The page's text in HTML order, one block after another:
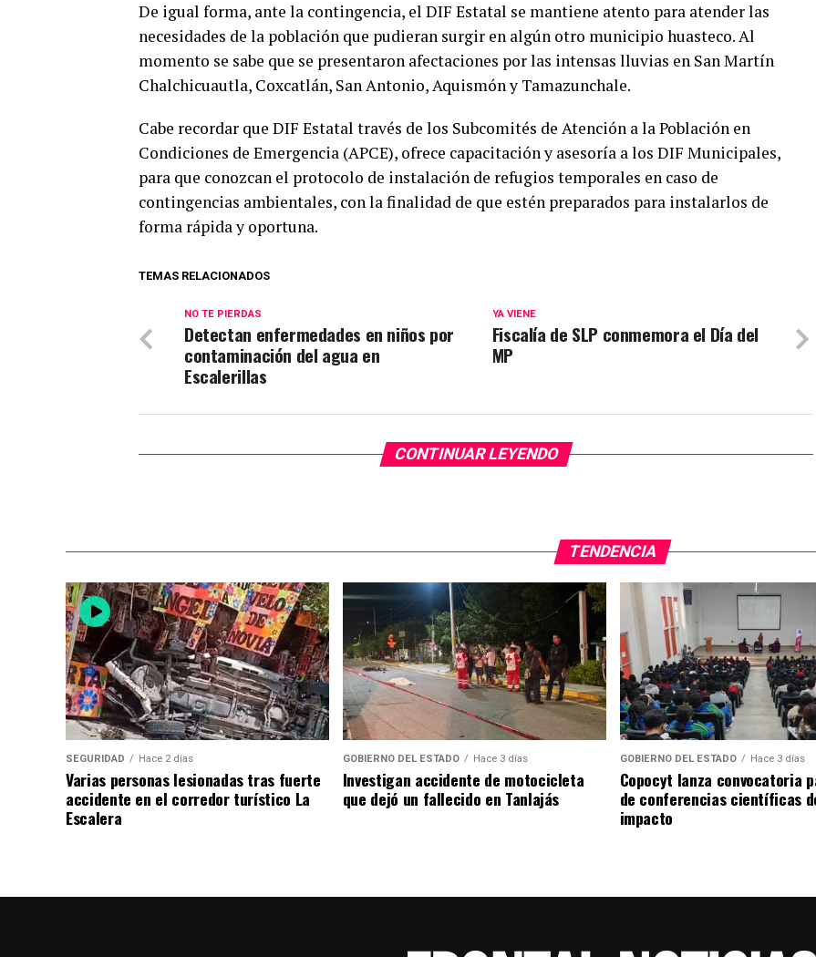
De igual forma, ante la contingencia, el DIF Estatal se mantiene atento para atender las
necesidades de la población que pudieran surgir en algún otro municipio huasteco. Al
momento se sabe que se presentaron afectaciones por las intensas lluvias en San Martín
Chalchicuautla, Coxcatlán, San Antonio, Aquismón y Tamazunchale.
Cabe recordar que DIF Estatal través de los Subcomités de Atención a la Población en
Condiciones de Emergencia (APCE), ofrece capacitación y asesoría a los DIF Municipales,
para que conozcan el protocolo de instalación de refugios temporales en caso de
contingencias ambientales, con la finalidad de que estén preparados para instalarlos de
forma rápida y oportuna.
TEMAS RELACIONADOS
YA VIENE
Fiscalía de SLP conmemora el Día del
MP
NO TE PIERDAS
Detectan enfermedades en niños por
contaminación del agua en
Escalerillas
CONTINUAR LEYENDO
TENDENCIA
SEGURIDAD Hace 2 días
Varias personas lesionadas tras fuerte
accidente en el corredor turístico La
Escalera
GOBIERNO DEL ESTADO Hace 3 días
Investigan accidente de motocicleta
que dejó un fallecido en Tanlajás
GOBIERNO DEL ESTADO Hace 3 días
Copocyt lanza convocatoria
de conferencias científicas
impacto